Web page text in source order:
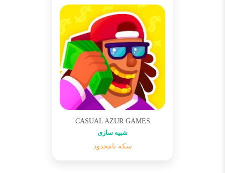
CASUAL AZUR GAMES
شبیه سازی
سکه نامحدود